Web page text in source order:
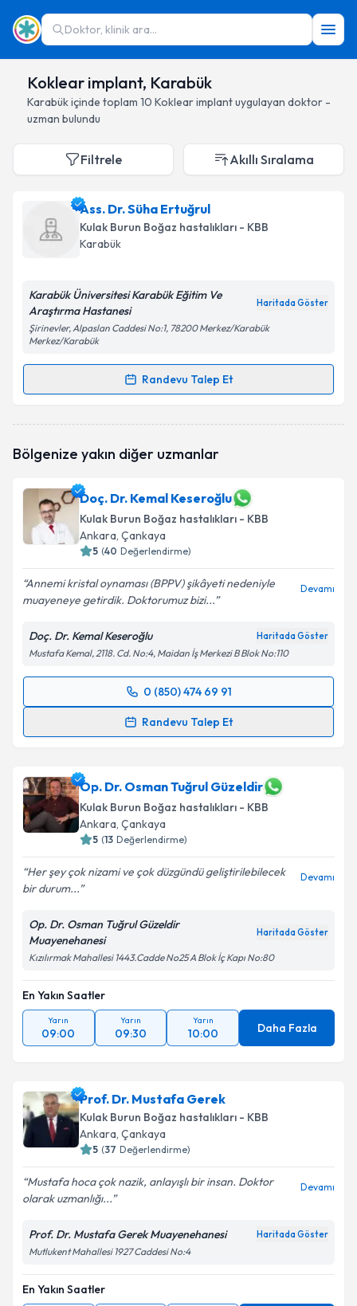
Doktor, klinik ara...
Koklear implant, Karabük
Karabükiçinde toplam 10 Koklear implantuygulayan doktor -
uzman bulundu
Filtrele Akıllı Sıralama
Ass. Dr. Süha Ertuğrul
Kulak Burun Boğaz hastalıkları - KBB
Karabük
Karabük Üniversitesi Karabük Eğitim Ve
Araştırma Hastanesi
Haritada Göster
Şirinevler, Alpaslan Caddesi No:1, 78200 Merkez/Karabük
Merkez/Karabük
Randevu Talep Et
Randevu Takvimi Talebi
oluşturun. Size bu uzmandan randevu almanız için bir
E-posta Adresiniz
Kişisel verilerimin işlenmesine ilişkinAydınlatma
Metni'ni okudum ve kişisel verilerimin belirtilen
Takvim Talebini Gönder
Bölgenize yakın diğer uzmanlar
Doç. Dr. Kemal Keseroğlu
Kulak Burun Boğaz hastalıkları - KBB
Ankara, Çankaya
5 (40 Değerlendirme)
Annemi kristal oynaması (BPPV) şikâyeti nedeniyle
muayeneye getirdik. Doktorumuz bizi...
Devamı
Doç. Dr. Kemal Keseroğlu Haritada Göster
Mustafa Kemal, 2118. Cd. No:4, Maidan İş Merkezi B Blok No:110
0 (850) 474 69 91
Randevu Talep Et
Randevu Takvimi Talebi
takvim hazırlandığında e-posta ile bilgilendireceğiz.
E-posta Adresiniz
Kişisel verilerimin işlenmesine ilişkin
kapsamda işlenmesini kabul ediyorum.
Takvim Talebini Gönder
Op. Dr. Osman Tuğrul Güzeldir
Kulak Burun Boğaz hastalıkları - KBB
Ankara, Çankaya
5 (13 Değerlendirme)
Her şey çok nizami ve çok düzgündü geliştirilebilecek
bir durum...
Devamı
Op. Dr. Osman Tuğrul Güzeldir
Muayenehanesi
Haritada Göster
Kızılırmak Mahallesi 1443.Cadde No25 A Blok İç Kapı No:80
En Yakın Saatler
Yarın
09:00
Yarın
09:30
Yarın
10:00 Daha Fazla
Prof. Dr. Mustafa Gerek
Kulak Burun Boğaz hastalıkları - KBB
Ankara, Çankaya
5 (37 Değerlendirme)
Mustafa hoca çok nazik, anlayışlı bir insan. Doktor
olarak uzmanlığı...
Devamı
Prof. Dr. Mustafa Gerek Muayenehanesi Haritada Göster
Mutlukent Mahallesi 1927 Caddesi No:4
En Yakın Saatler